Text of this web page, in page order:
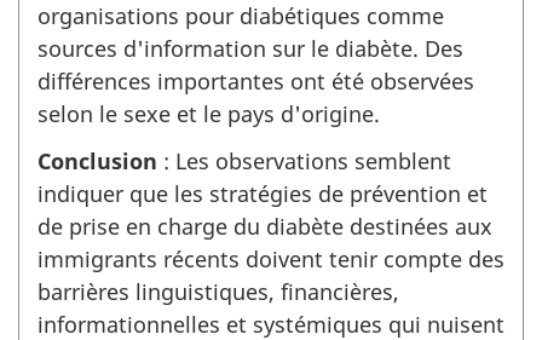
organisations pour diabétiques comme
sources d'information sur le diabète. Des
différences importantes ont été observées
selon le sexe et le pays d'origine.
Conclusion : Les observations semblent
indiquer que les stratégies de prévention et
de prise en charge du diabète destinées aux
immigrants récents doivent tenir compte des
barrières linguistiques, financières,
informationnelles et systémiques qui nuisent